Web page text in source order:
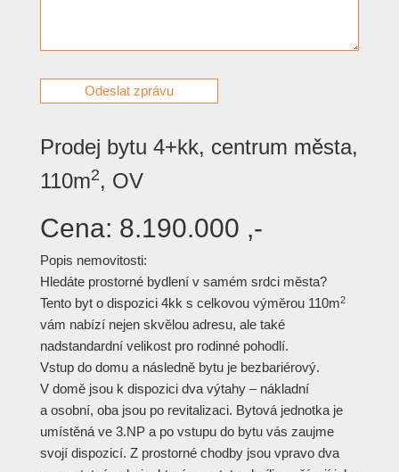
Prodej bytu 4+kk, centrum města,
110m2, OV
Cena: 8.190.000 ,-
Popis nemovitosti:
Hledáte prostorné bydlení v samém srdci města?
Tento byt o dispozici 4kk s celkovou výměrou 110m2
vám nabízí nejen skvělou adresu, ale také
nadstandardní velikost pro rodinné pohodlí.
Vstup do domu a následně bytu je bezbariérový.
V domě jsou k dispozici dva výtahy – nákladní
a osobní, oba jsou po revitalizaci. Bytová jednotka je
umístěná ve 3.NP a po vstupu do bytu vás zaujme
svojí dispozicí. Z prostorné chodby jsou vpravo dva